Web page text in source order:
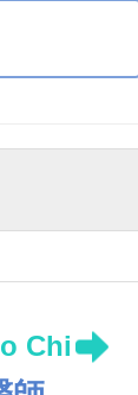
Chi